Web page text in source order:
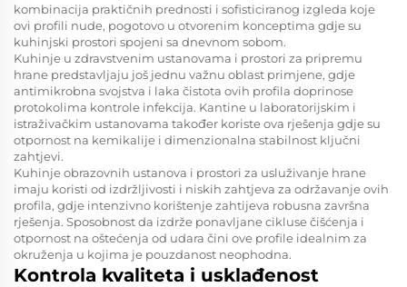
kombinacija praktičnih prednosti i sofisticiranog izgleda koje
ovi profili nude, pogotovo u otvorenim konceptima gdje su
kuhinjski prostori spojeni sa dnevnom sobom.
Kuhinje u zdravstvenim ustanovama i prostori za pripremu
hrane predstavljaju još jednu važnu oblast primjene, gdje
antimikrobna svojstva i laka čistota ovih profila doprinose
protokolima kontrole infekcija. Kantine u laboratorijskim i
istraživačkim ustanovama također koriste ova rješenja gdje su
otpornost na kemikalije i dimenzionalna stabilnost ključni
zahtjevi.
Kuhinje obrazovnih ustanova i prostori za usluživanje hrane
imaju koristi od izdržljivosti i niskih zahtjeva za održavanje ovih
profila, gdje intenzivno korištenje zahtijeva robusna završna
rješenja. Sposobnost da izdrže ponavljane cikluse čišćenja i
otpornost na oštećenja od udara čini ove profile idealnim za
okruženja u kojima je pouzdanost neophodna.
Kontrola kvaliteta i usklađenost